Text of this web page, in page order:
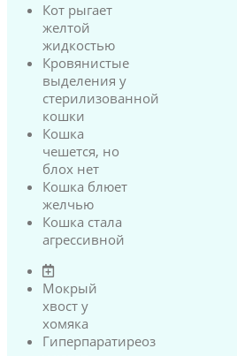
Кот рыгает
желтой
жидкостью
Кровянистые
выделения у
стерилизованной
кошки
Кошка
чешется, но
блох нет
Кошка блюет
желчью
Кошка стала
агрессивной
Мокрый
хвост у
хомяка
Гиперпаратиреоз